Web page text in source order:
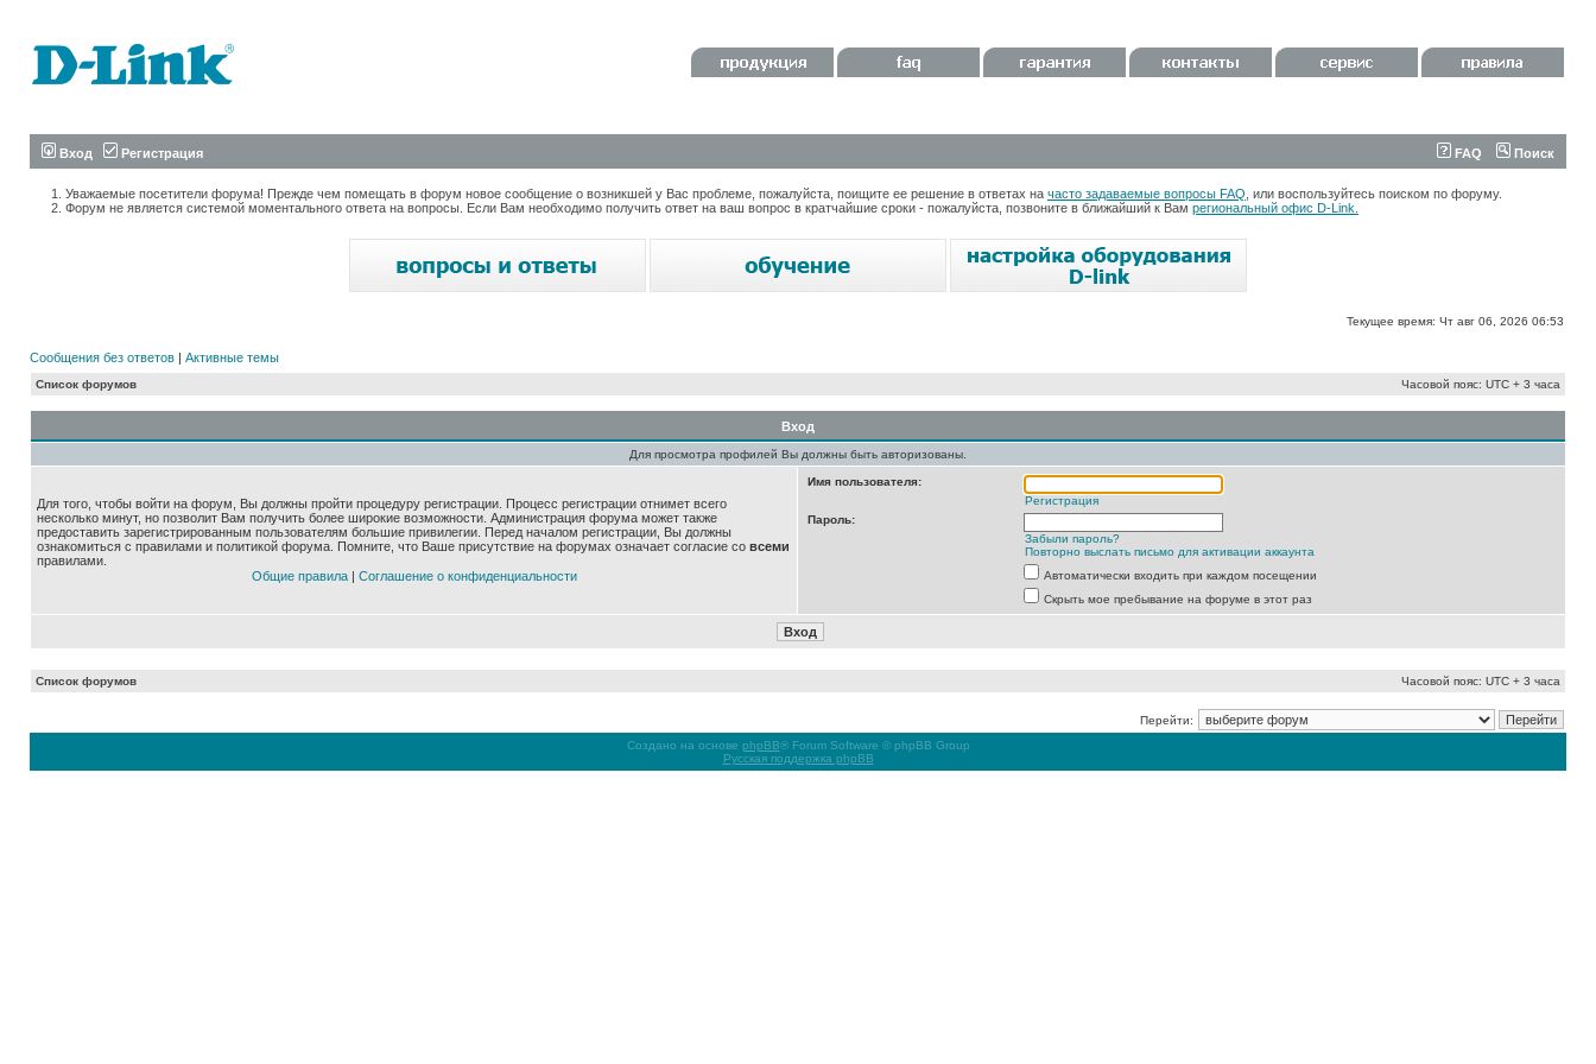
Вход Регистрация FAQ Поиск
Уважаемые посетители форума! Прежде чем помещать в форум новое сообщение о возникшей у Вас проблеме, пожалуйста, поищите ее решение в ответах на часто задаваемые вопросы FAQ , или воспользуйтесь поиском по форуму.
Форум не является системой моментального ответа на вопросы. Если Вам необходимо получить ответ на ваш вопрос в кратчайшие сроки - пожалуйста, позвоните в ближайший к Вам региональный офис D-Link.
Текущее время: Чт авг 06, 2026 06:53
Сообщения без ответов | Активные темы
Список форумов Часовой пояс: UTC + 3 часа
Вход
Для просмотра профилей Вы должны быть авторизованы.
Для того, чтобы войти на форум, Вы должны пройти процедуру регистрации. Процесс регистрации отнимет всего
несколько минут, но позволит Вам получить более широкие возможности. Администрация форума может также
предоставить зарегистрированным пользователям большие привилегии. Перед началом регистрации, Вы должны
ознакомиться с правилами и политикой форума. Помните, что Ваше присутствие на форумах означает согласие со всеми
правилами.
Общие правила| Соглашение о конфиденциальности
Имя пользователя:
Регистрация
Пароль:
Забыли пароль?
Повторно выслать письмо для активации аккаунта
Автоматически входить при каждом посещении
Скрыть мое пребывание на форуме в этот раз
Список форумов Часовой пояс: UTC + 3 часа
Перейти:
Создано на основе phpBB® Forum Software © phpBB Group
Русская поддержка phpBB